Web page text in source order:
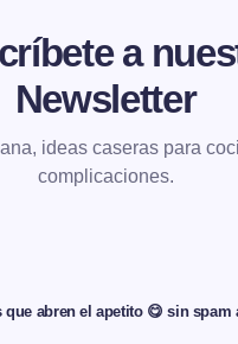
a
Newsletter
ideas caseras para
complicaciones.
que abren el apetito 😋 sin spam